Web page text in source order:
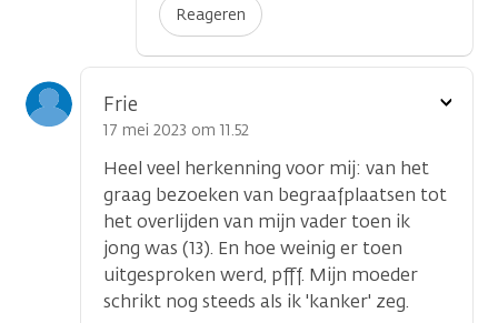
Reageren
Frie
17 mei 2023 om 11.52
Heel veel herkenning voor mij: van het
graag bezoeken van begraafplaatsen tot
het overlijden van mijn vader toen ik
jong was (13). En hoe weinig er toen
uitgesproken werd, pfff. Mijn moeder
schrikt nog steeds als ik 'kanker' zeg.
Toon